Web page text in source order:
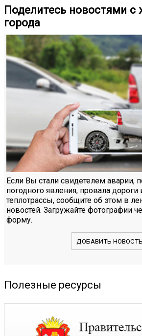
Поделитесь новостями с
города
Если Вы стали свидетелем аварии,
погодного явления, провала
теплотрассы, сообщите об этом в
новостей. Загружайте фотографии
форму.
ДОБАВИТЬ НОВОСТЬ
Полезные ресурсы